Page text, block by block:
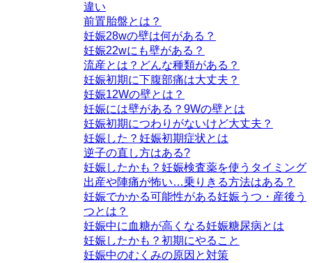
違い
前置胎盤とは？
妊娠28wの壁は何がある？
妊娠22wにも壁がある？
流産とは？どんな種類がある？
妊娠初期に下腹部痛は大丈夫？
妊娠12Wの壁とは？
妊娠には壁がある？9Wの壁とは
妊娠初期につわりがないけど大丈夫？
妊娠した？妊娠初期症状とは
逆子の直し方はある?
妊娠したかも？妊娠検査薬を使うタイミング
出産や陣痛が怖い…乗りきる方法はある？
妊娠でかかる可能性がある妊娠うつ・産後う
つとは？
妊娠中に血糖が高くなる妊娠糖尿病とは
妊娠したかも？初期にやること
妊娠中のむくみの原因と対策